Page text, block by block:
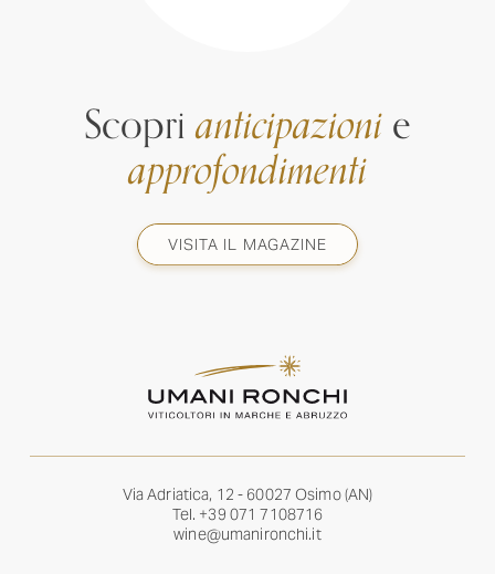
Scoprianticipazionie
approfondimenti
VISITA IL MAGAZINE
Via Adriatica, 12 - 60027 Osimo (AN)
Tel. +39 071 7108716
wine@umanironchi.it